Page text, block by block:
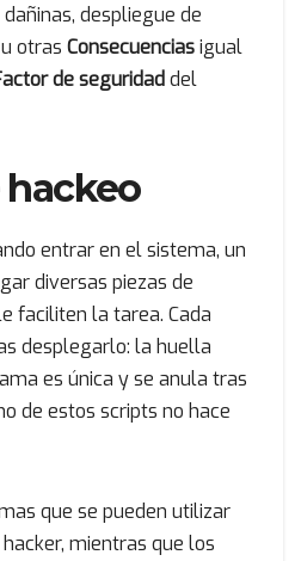
despliegue de
otras Consecuenciasigual
de seguridaddel
entrar en el sistema, un
diversas piezas de
faciliten la tarea. Cada
desplegarlo: la huella
es única y se anula tras
de estos scripts no hace
que se pueden utilizar
mientras que los